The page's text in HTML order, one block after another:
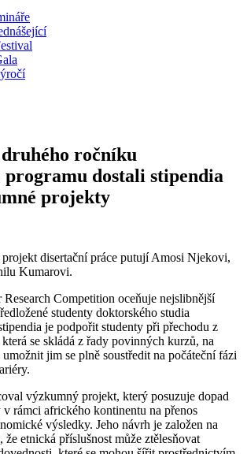
ročníku
programu dostali stipendia
projekty
disertační práce putují Amosi Njekovi,
Kumarovi.
Research Competition oceňuje nejslibnější
studenty doktorského studia
je podpořit studenty při přechodu z
se skládá z řady povinných kurzů, na
jim se plně soustředit na počáteční fázi
výzkumný projekt, který posuzuje dopad
rámci afrického kontinentu na přenos
výsledky. Jeho návrh je založen na
etnická příslušnost může ztělesňovat